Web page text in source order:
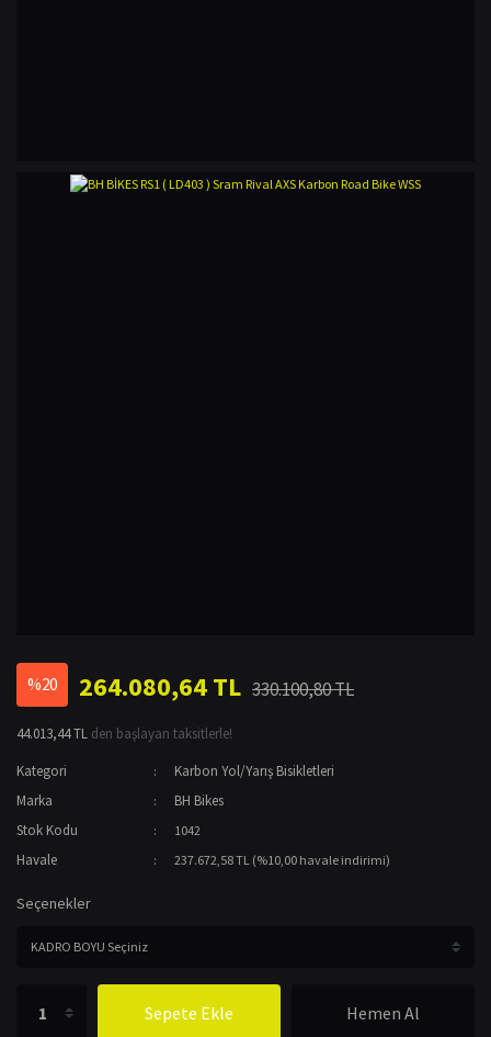
%20 264.080,64 TL 330.100,80 TL
44.013,44 TL den başlayan taksitlerle!
Kategori
Karbon Yol/Yarış Bisikletleri
Marka
BH Bikes
Stok Kodu
1042
Havale 237.672,58 TL (%10,00 havale indirimi)
Seçenekler
Sepete Ekle Hemen Al